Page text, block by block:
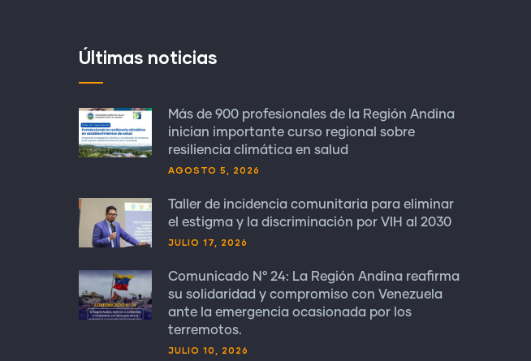
Últimas noticias
Más de 900 profesionales de la Región Andina
inician importante curso regional sobre
resiliencia climática en salud
AGOSTO 5, 2026
Taller de incidencia comunitaria para eliminar
el estigma y la discriminación por VIH al 2030
JULIO 17, 2026
Comunicado N° 24: La Región Andina reafirma
su solidaridad y compromiso con Venezuela
ante la emergencia ocasionada por los
terremotos.
JULIO 10, 2026